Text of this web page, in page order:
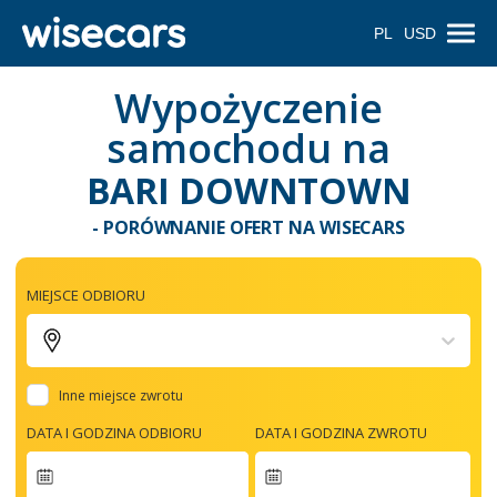
PL USD
Wypożyczenie
samochodu na
BARI DOWNTOWN
- PORÓWNANIE OFERT NA WISECARS
MIEJSCE ODBIORU
Inne miejsce zwrotu
DATA I GODZINA ODBIORU DATA I GODZINA ZWROTU